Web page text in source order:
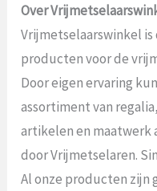
Over
Vrijmetselaarswinkel
producten voor de
Door eigen ervaring
assortiment van
artikelen en maatwerk
door Vrijmetselaren.
Al onze producten